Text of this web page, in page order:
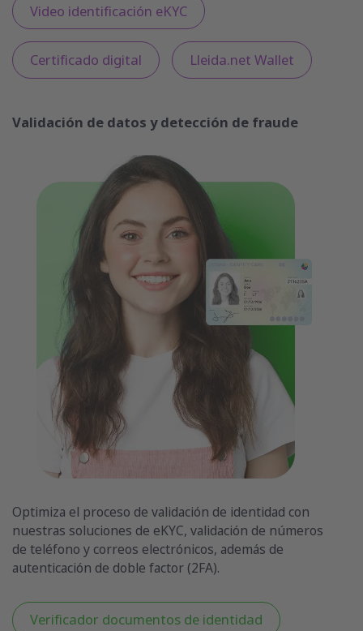
Video identificación eKYC
Certificado digital Lleida.net Wallet
Validación de datos y detección de fraude
Optimiza el proceso de validación de identidad con
nuestras soluciones de eKYC, validación de números
de teléfono y correos electrónicos, además de
autenticación de doble factor (2FA).
Verificador documentos de identidad